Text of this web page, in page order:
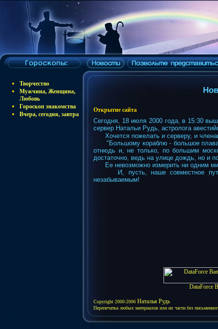
Творчество
Мужчина, Женщина,
Любовь
Гороскоп знакомства
Вчера, сегодня, завтра
Открытие сайта
Сегодня, 18 июля 2000 года, в 15:30
сервер Натальи Рудь, астролога
Хочется пожелать и серверу, и
"Большому кораблю - большое
отнюдь и, не только, по большим
достаточно, ведь на улице дождь, но и
Ее невозможно измерить ни одним
И, пусть, наше совместное
незабываемым!
DataForce
Copyright 2000-2006 Наталья Рудь
Перепечатка любых материалов или их части без